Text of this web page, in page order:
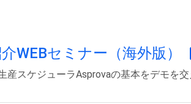
WEBセミナー（海外版）
産スケジューラAsprovaの基本をデモを